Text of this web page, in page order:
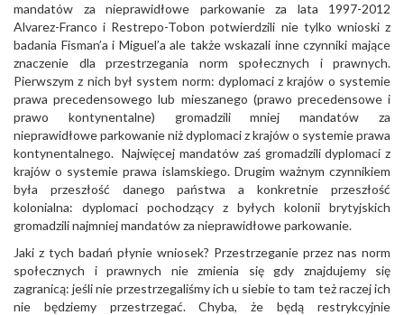
mandatów za nieprawidłowe parkowanie za lata 1997-2012
Alvarez-Franco i Restrepo-Tobon potwierdzili nie tylko wnioski z
badania Fisman’a i Miguel’a ale także wskazali inne czynniki mające
znaczenie dla przestrzegania norm społecznych i prawnych.
Pierwszym z nich był system norm: dyplomaci z krajów o systemie
prawa precedensowego lub mieszanego (prawo precedensowe i
prawo kontynentalne) gromadzili mniej mandatów za
nieprawidłowe parkowanie niż dyplomaci z krajów o systemie prawa
kontynentalnego. Najwięcej mandatów zaś gromadzili dyplomaci z
krajów o systemie prawa islamskiego. Drugim ważnym czynnikiem
była przeszłość danego państwa a konkretnie przeszłość
kolonialna: dyplomaci pochodzący z byłych kolonii brytyjskich
gromadzili najmniej mandatów za nieprawidłowe parkowanie.
Jaki z tych badań płynie wniosek? Przestrzeganie przez nas norm
społecznych i prawnych nie zmienia się gdy znajdujemy się
zagranicą: jeśli nie przestrzegaliśmy ich u siebie to tam też raczej ich
nie będziemy przestrzegać. Chyba, że będą restrykcyjnie